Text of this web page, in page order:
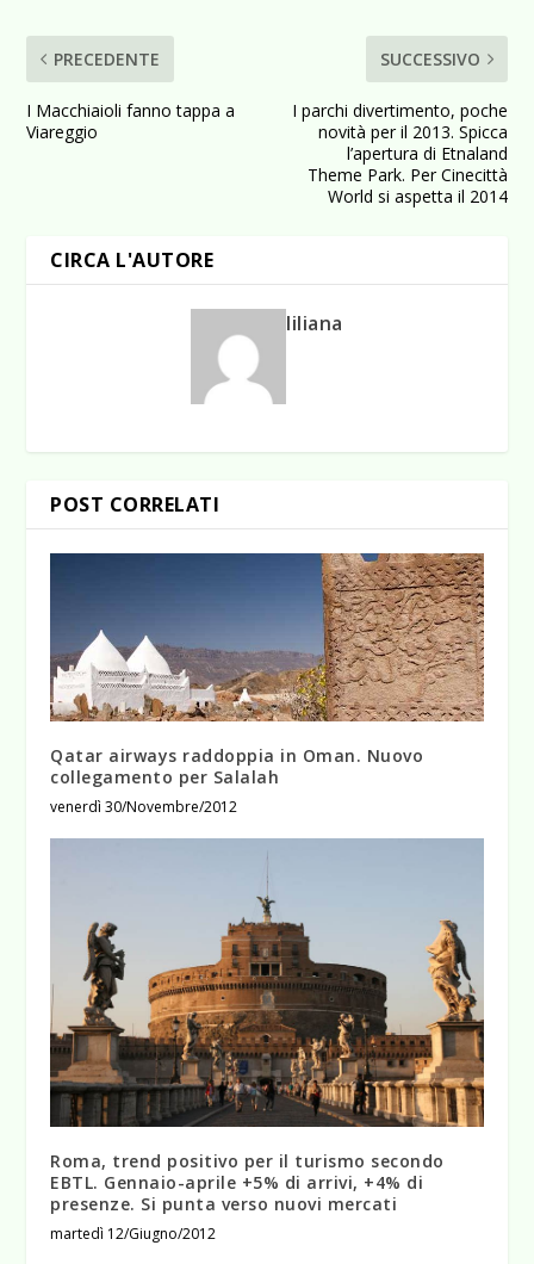
PRECEDENTE
I Macchiaioli fanno tappa a
Viareggio
SUCCESSIVO
I parchi divertimento, poche
novità per il 2013. Spicca
l’apertura di Etnaland
Theme Park. Per Cinecittà
World si aspetta il 2014
CIRCA L'AUTORE
liliana
POST CORRELATI
Qatar airways raddoppia in Oman. Nuovo
collegamento per Salalah
venerdì 30/Novembre/2012
Roma, trend positivo per il turismo secondo
EBTL. Gennaio-aprile +5% di arrivi, +4% di
presenze. Si punta verso nuovi mercati
martedì 12/Giugno/2012